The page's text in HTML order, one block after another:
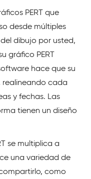
PERT que
desde múltiples
dibujo por usted,
gráfico PERT
hace que su
realineando cada
y fechas. Las
tienen un diseño
se multiplica a
una variedad de
como